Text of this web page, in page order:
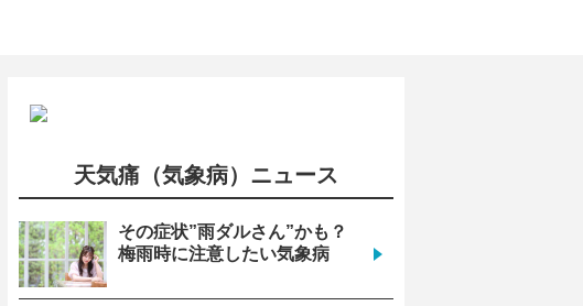
12
安心
天気痛（気象病）ニュース
その症状”雨ダルさん”かも？
梅雨時に注意したい気象病